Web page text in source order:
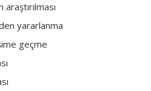
yararlanma
geçme